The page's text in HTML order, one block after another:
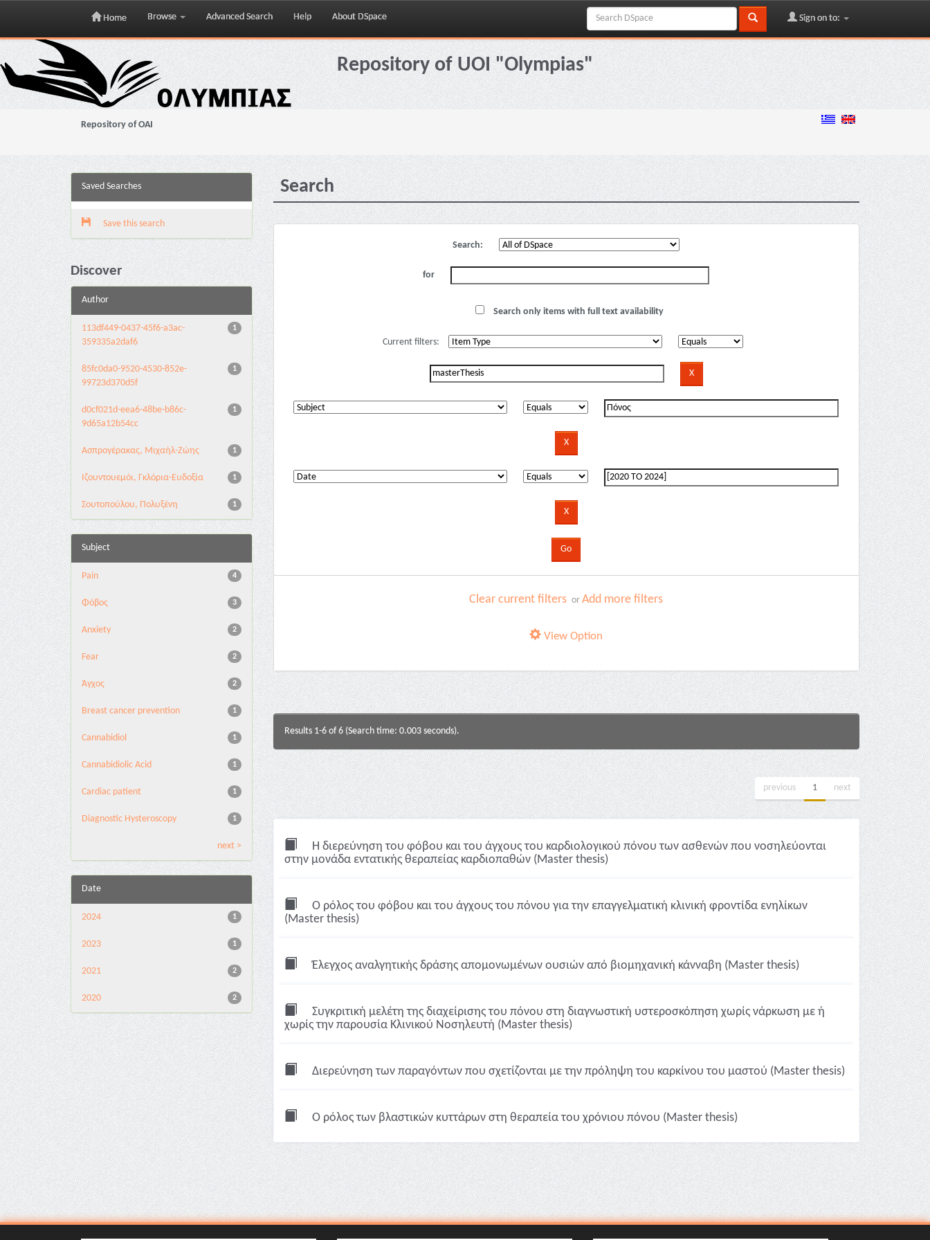
Skip
navigation
Home Browse Advanced Search Help About DSpace Sign on to:
Repository of UOI "Olympias"
Repository of OAI
Saved Searches
Save this search
Discover
Author
1
113df449-0437-45f6-a3ac-
359335a2daf6
1
85fc0da0-9520-4530-852e-
99723d370d5f
1
d0cf021d-eea6-48be-b86c-
9d65a12b54cc
1
Ασπρογέρακας, Μιχαήλ-Ζώης
1
Ιζουντουεμόι, Γκλόρια-Ευδοξία
1
Σουτοπούλου, Πολυξένη
Subject
4
Pain
3
Φόβος
2
Anxiety
2
Fear
2
Άγχος
1
Breast cancer prevention
1
Cannabidiol
1
Cannabidiolic Acid
1
Cardiac patient
1
Diagnostic Hysteroscopy
next >
Date
1
2024
1
2023
2
2021
2
2020
Search
Search:
for
Search only items with full text availability
Current filters:
Clear current filters orAdd more filters
View Option
Results 1-6 of 6 (Search time: 0.003 seconds).
previous 1 next
Η διερεύνηση του φόβου και του άγχους του καρδιολογικού πόνου των ασθενών που νοσηλεύονται
στην μονάδα εντατικής θεραπείας καρδιοπαθών (Master thesis)
Ο ρόλος του φόβου και του άγχους του πόνου για την επαγγελματική κλινική φροντίδα ενηλίκων
(Master thesis)
Έλεγχος αναλγητικής δράσης απομονωμένων ουσιών από βιομηχανική κάνναβη (Master thesis)
Συγκριτική μελέτη της διαχείρισης του πόνου στη διαγνωστική υστεροσκόπηση χωρίς νάρκωση με ή
χωρίς την παρουσία Κλινικού Νοσηλευτή (Master thesis)
Διερεύνηση των παραγόντων που σχετίζονται με την πρόληψη του καρκίνου του μαστού (Master thesis)
Ο ρόλος των βλαστικών κυττάρων στη θεραπεία του χρόνιου πόνου (Master thesis)